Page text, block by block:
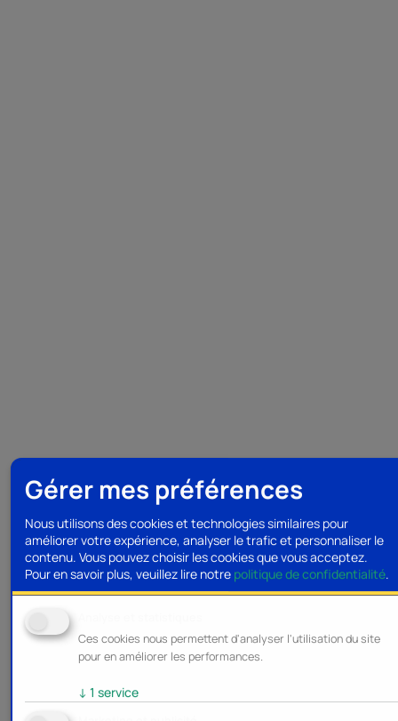
Gérer mes préférences
Nous utilisons des cookies et technologies similaires pour
améliorer votre expérience, analyser le trafic et personnaliser le
contenu. Vous pouvez choisir les cookies que vous acceptez.
Pour en savoir plus, veuillez lire notre politique de confidentialité.
Ces cookies nous permettent d'analyser l'utilisation du site
pour en améliorer les performances.
↓ 1 service